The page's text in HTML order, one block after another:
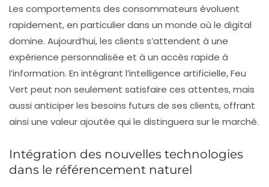
Les comportements des consommateurs évoluent
rapidement, en particulier dans un monde où le digital
domine. Aujourd’hui, les clients s’attendent à une
expérience personnalisée et à un accès rapide à
l’information. En intégrant l’intelligence artificielle, Feu
Vert peut non seulement satisfaire ces attentes, mais
aussi anticiper les besoins futurs de ses clients, offrant
ainsi une valeur ajoutée qui le distinguera sur le marché.
Intégration des nouvelles technologies
dans le référencement naturel